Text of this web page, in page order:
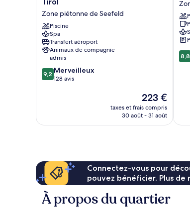
Wellnesshotel
Tirol
Zone
piétonne
de
Seefeld
Zone piétonne de Seefeld
Piscine
Spa
Transfert aéroport
Animaux de compagnie
admis
9.2
sur
9,2 Merveilleux
128 avis
Le
nouveau
prix
223 €
taxes et frais compris
30 août - 31 août
SPA
de
8.8
sur
8,8
Connectez-vous pour
pouvez bénéficier. Plus de
À propos du quartier